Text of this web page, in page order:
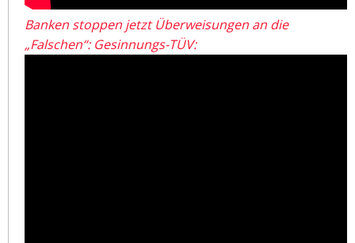
Banken stoppen jetzt Überweisungen an die
„Falschen“: Gesinnungs-TÜV: